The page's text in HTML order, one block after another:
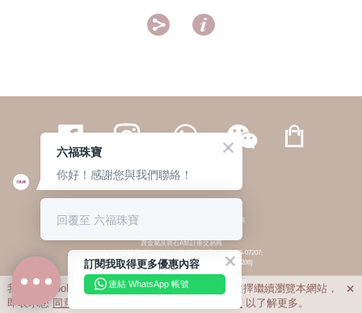
 
繁體 | 簡体
© 六福集團 版權所有 不得轉載 私隱政策
貴金屬及寶石A類註冊交易商
(六福企業禮品(國際)有限公司-註冊號碼:A-B-24-05-07207;
六福電子商貿有限公司-註冊號碼:A-B-24-05-07206)
貴金屬及寶石B類註冊交易商
(六福集團有限公司-註冊號碼:B-B-24-05-07258;
六福珠寶金行(香港)有限公司-註冊號碼:B-B-24-05-07259)
我們利用cookies為您提供最佳的瀏覽體驗。若您選擇繼續瀏覽本網站，
即表示您 同意 私隱政策 以了解更多。

訂閱我取得更多優惠內容
連結 WhatsApp 帳號
六福珠寶
你好！感謝您與我們聯絡！
回覆至 六福珠寶